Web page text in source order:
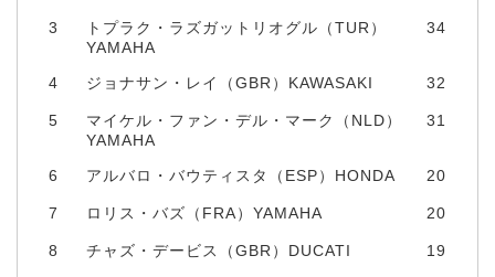
3
トプラク・ラズガットリオグル（TUR）
YAMAHA
34
4 ジョナサン・レイ（GBR）KAWASAKI 32
5
マイケル・ファン・デル・マーク（NLD）
YAMAHA
31
6 アルバロ・バウティスタ（ESP）HONDA 20
7 ロリス・バズ（FRA）YAMAHA 20
8 チャズ・デービス（GBR）DUCATI 19